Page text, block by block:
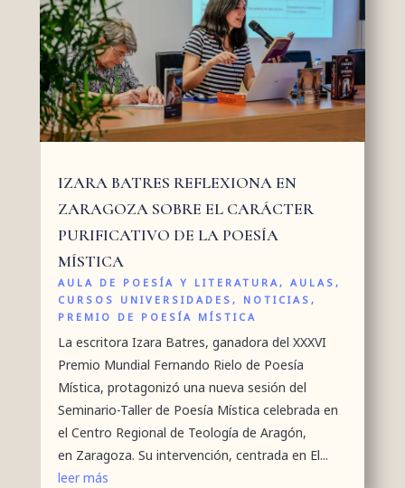
IZARA BATRES REFLEXIONA EN
ZARAGOZA SOBRE EL CARÁCTER
PURIFICATIVO DE LA POESÍA
MÍSTICA
AULA DE POESÍA Y LITERATURA, AULAS,
CURSOS UNIVERSIDADES, NOTICIAS,
PREMIO DE POESÍA MÍSTICA
La escritora Izara Batres, ganadora del XXXVI
Premio Mundial Fernando Rielo de Poesía
Mística, protagonizó una nueva sesión del
Seminario-Taller de Poesía Mística celebrada en
el Centro Regional de Teología de Aragón,
en Zaragoza. Su intervención, centrada en El...
leer más